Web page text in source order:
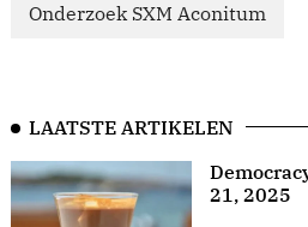
Onderzoek SXM Aconitum
LAATSTE ARTIKELEN
21, 2025